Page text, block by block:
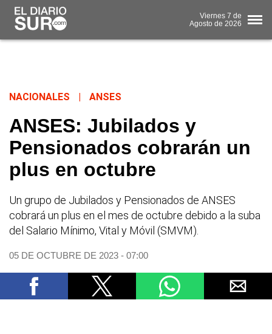
Viernes 7 de
Agosto de 2026
NACIONALES ANSES
ANSES: Jubilados y
Pensionados cobrarán un
plus en octubre
Un grupo de Jubilados y Pensionados de ANSES
cobrará un plus en el mes de octubre debido a la suba
del Salario Mínimo, Vital y Móvil (SMVM).
05 DE OCTUBRE DE 2023 - 07:00